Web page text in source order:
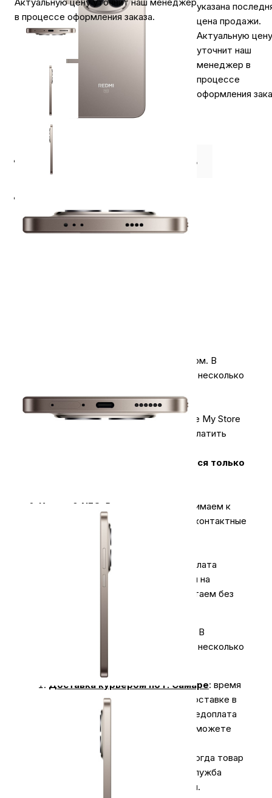
в процессе оформления заказа.
указана
цена продажи.
Актуальную цену
уточнит наш
менеджер в
процессе
оформления
Где купить
Оплачивайте покупки удобным способом. В
интернет-магазине My Store доступно несколько
Наличными. При покупке в магазине My Store
или доставке курьером, вы можете оплатить
Оплата за технику Apple принимается только
2. Карты & NFC В магазинах мы принимаем к
оплате карты всех типов, а также бесконтактные
Оплата для юридических лиц
Оплата
производиться безналичным платежом на
расчётный счёт магазина (важно работаем без
Экономьте время на получении заказа. В
интернет-магазине My Store доступно несколько
Доставка курьером по г. Самаре: время
доставки с 10:00 до 20:00. При доставке в
отдаленные районы возможна предоплата
за доставку. Оплатить заказ вы сможете
наличными курьеру.
Курьерская доставка СДЭК
. Когда товар
поступит на склад, курьерская служба
свяжется для уточнения деталей.